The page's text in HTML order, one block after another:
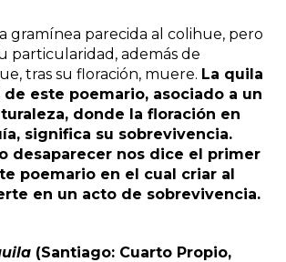
gramínea parecida al colihue, pero
particularidad, además de
tras su floración, muere. La quila
este poemario, asociado a un
donde la floración en
significa su sobrevivencia.
desaparecer nos dice el primer
poemario en el cual criar al
en un acto de sobrevivencia.
(Santiago: Cuarto Propio,